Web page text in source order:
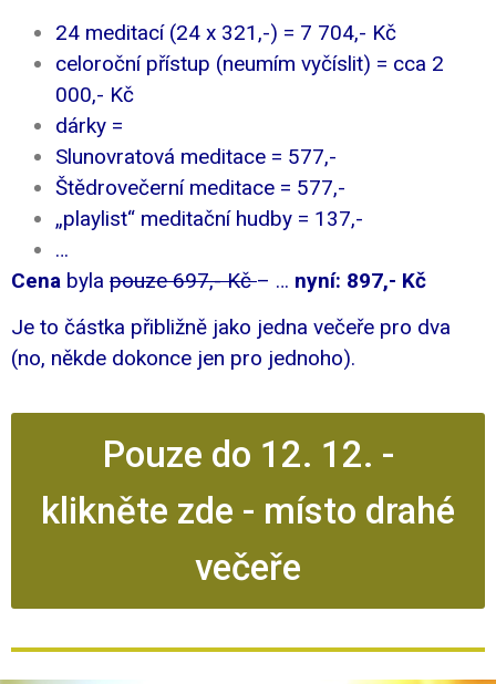
24 meditací (24 x 321,-) = 7 704,- Kč
celoroční přístup (neumím vyčíslit) = cca 2
000,- Kč
dárky =
Slunovratová meditace = 577,-
Štědrovečerní meditace = 577,-
„playlist“ meditační hudby = 137,-
…
Cena byla pouze 697,- Kč– … nyní: 897,- Kč
Je to částka přibližně jako jedna večeře pro dva
(no, někde dokonce jen pro jednoho).
Pouze do 12. 12. -
klikněte zde - místo drahé
večeře